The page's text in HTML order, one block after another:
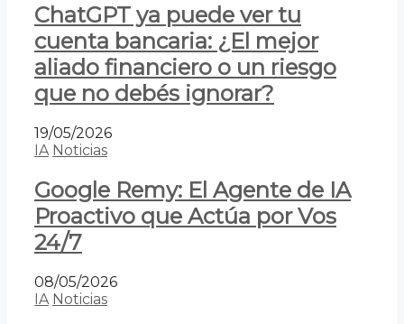
ChatGPT ya puede ver tu
cuenta bancaria: ¿El mejor
aliado financiero o un riesgo
que no debés ignorar?
19/05/2026
IA Noticias
Google Remy: El Agente de IA
Proactivo que Actúa por Vos
24/7
08/05/2026
IA Noticias